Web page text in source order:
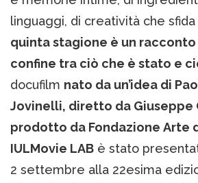
linguaggi, di creatività che
quinta stagione è un
confine tra ciò che è stato e
docufilm nato da un’idea di
Jovinelli, diretto da Giuseppe
prodotto da Fondazione Arte
IULMovie LAB è stato
2 settembre alla 22esima